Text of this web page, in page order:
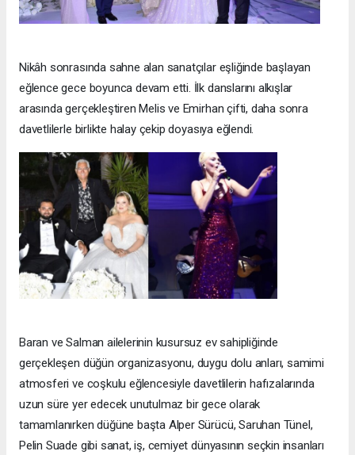
Nikâh sonrasında sahne alan sanatçılar eşliğinde başlayan
eğlence gece boyunca devam etti. İlk danslarını alkışlar
arasında gerçekleştiren Melis ve Emirhan çifti, daha sonra
davetlilerle birlikte halay çekip doyasıya eğlendi.
Baran ve Salman ailelerinin kusursuz ev sahipliğinde
gerçekleşen düğün organizasyonu, duygu dolu anları, samimi
atmosferi ve coşkulu eğlencesiyle davetlilerin hafızalarında
uzun süre yer edecek unutulmaz bir gece olarak
tamamlanırken düğüne başta Alper Sürücü, Saruhan Tünel,
Pelin Suade gibi sanat, iş, cemiyet dünyasının seçkin insanları